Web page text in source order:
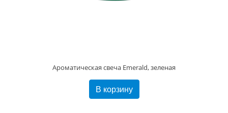
Ароматическая свеча Emerald, зеленая
В корзину